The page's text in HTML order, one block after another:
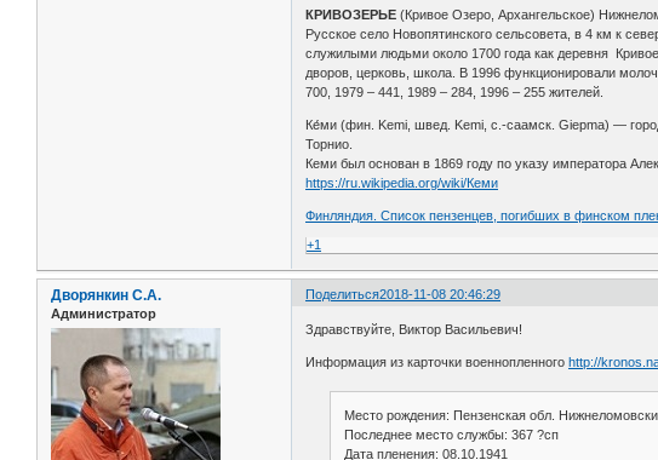
КРИВОЗЕРЬЕ (Кривое Озеро, Архангельское)
Русское село Новопятинского сельсовета, в 4 км к
служилыми людьми около 1700 года как деревня
дворов, церковь, школа. В 1996 функционировали
700, 1979 – 441, 1989 – 284, 1996 – 255 жителей.
Ке́ми (фин. Kemi, швед. Kemi, с.-саамск. Giepma) —
Торнио.
Кеми был основан в 1869 году по указу императора
https://ru.wikipedia.org/wiki/Кеми
Финляндия. Список пензенцев, погибших в финском
+1
Поделиться2018-11-08 20:46:29
Дворянкин С.А.
Администратор
Здравствуйте, Виктор Васильевич!
Информация из карточки военнопленного http://
Место рождения: Пензенская обл.
Последнее место службы: 367 ?сп
Дата пленения: 08.10.1941